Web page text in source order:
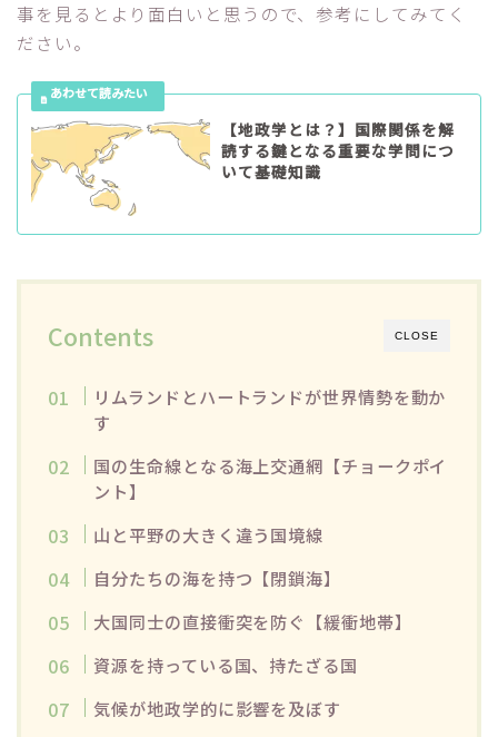
事を見るとより面白いと思うので、参考にしてみてく
ださい。
【地政学とは？】国際関係を解
読する鍵となる重要な学問につ
いて基礎知識
CLOSE
Contents
リムランドとハートランドが世界情勢を動か
す
国の生命線となる海上交通網【チョークポイ
ント】
山と平野の大きく違う国境線
自分たちの海を持つ【閉鎖海】
大国同士の直接衝突を防ぐ【緩衝地帯】
資源を持っている国、持たざる国
気候が地政学的に影響を及ぼす